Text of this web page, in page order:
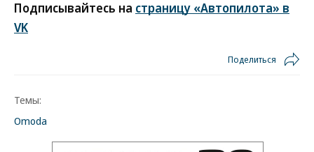
Подписывайтесь на страницу «Автопилота» в
VK
Поделиться
Темы:
Omoda